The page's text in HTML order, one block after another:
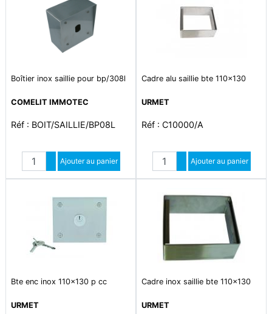
Boîtier inox saillie pour bp/308l
COMELIT IMMOTEC
Réf : BOIT/SAILLIE/BP08L
Quantité
Augmenter quantité
Diminuer quantité
Ajouter au panier
Cadre alu saillie bte 110x130
URMET
Réf : C10000/A
Quantité
Augmenter quantité
Diminuer quantité
Ajouter au panier
Bte enc inox 110x130 p cc
URMET
Cadre inox saillie bte 110x130
URMET